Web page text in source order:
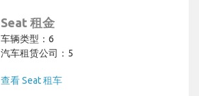
Seat 租金
车辆类型：6
汽车租赁公司：5
查看 Seat 租车